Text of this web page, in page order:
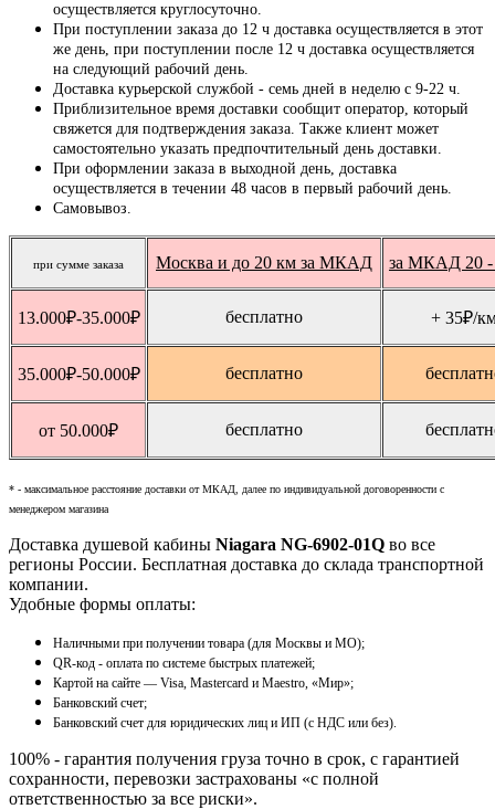
осуществляется круглосуточно.
При поступлении заказа до 12 ч доставка осуществляется в этот
же день, при поступлении после 12 ч доставка осуществляется
на следующий рабочий день.
Доставка курьерской службой - семь дней в неделю с 9-22 ч.
Приблизительное время доставки сообщит оператор, который
свяжется для подтверждения заказа. Также клиент может
самостоятельно указать предпочтительный день доставки.
При оформлении заказа в выходной день, доставка
осуществляется в течении 48 часов в первый рабочий день.
Самовывоз.
при сумме заказа Москва и до 20 км за МКАД за МКАД 20 -
13.000₽-35.000₽ бесплатно + 35₽/
35.000₽-50.000₽ бесплатно
от 50.000₽ бесплатно
* - максимальное расстояние доставки от МКАД, далее по индивидуальной договоренности с
менеджером магазина
Доставка душевой кабины Niagara NG-6902-01Q во все
регионы России. Бесплатная доставка до склада транспортной
компании.
Удобные формы оплаты:
Наличными при получении товара (для Москвы и МО);
QR-код - оплата по системе быстрых платежей;
Картой на сайте — Visa, Mastercard и Maestro, «Мир»;
Банковский счет;
Банковский счет для юридических лиц и ИП (с НДС или без).
100% - гарантия получения груза точно в срок, с гарантией
сохранности, перевозки застрахованы «с полной
ответственностью за все риски».